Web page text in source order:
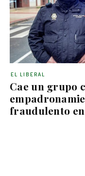
Cae un grupo
fraudulento
EL LIBERAL